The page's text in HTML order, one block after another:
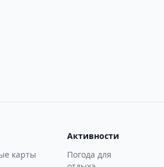
карты
Активности
Погода для